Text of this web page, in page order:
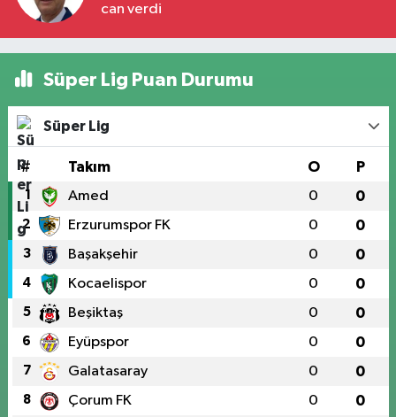
can verdi
Süper Lig Puan Durumu
Süper Lig
# Takım O P
1 Amed 0 0
2 Erzurumspor FK 0 0
3 Başakşehir 0 0
4 Kocaelispor 0 0
5 Beşiktaş 0 0
6 Eyüpspor 0 0
7 Galatasaray 0 0
8 Çorum FK 0 0